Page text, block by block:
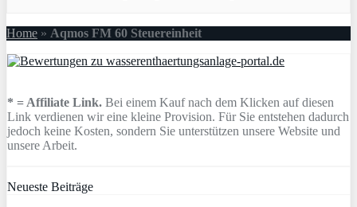
Home » Aqmos FM 60 Steuereinheit
* = Affiliate Link. Bei einem Kauf nach dem Klicken auf diesen
Link verdienen wir eine kleine Provision. Für Sie entstehen dadurch
jedoch keine Kosten, sondern Sie unterstützen unsere Website und
unsere Arbeit.
Neueste Beiträge